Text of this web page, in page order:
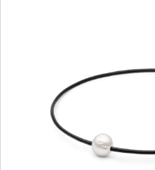
Apyrankės